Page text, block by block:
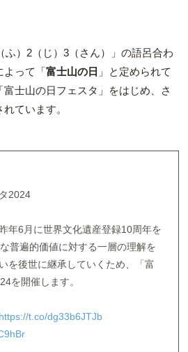
ふ）2（じ）3（さん）」の語呂合わ
よって「富士山の日 」と定められて
士山の日フェスタ」をはじめ、さ
ています。
2024
年6月に世界文化遺産登録10周年を
普遍的価値に対する一層の理解を
を後世に継承していくため、「富
を開催します。
https://t.co/dg33b6JTJb